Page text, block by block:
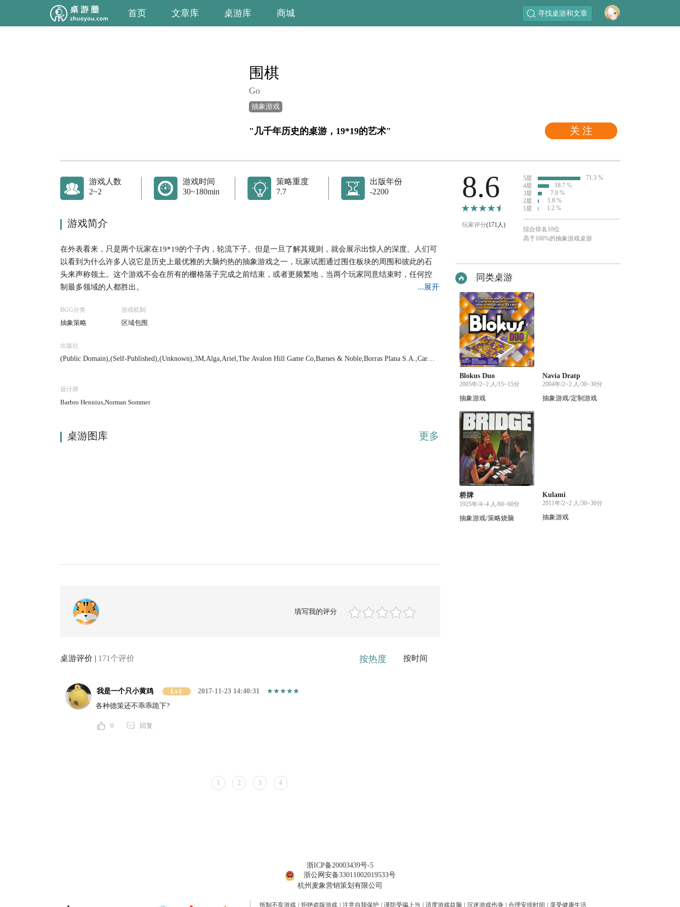
首页 文章库 桌游库 商城 寻找桌游和文章
关 注
围棋
Go
抽象游戏
"几千年历史的桌游，19*19的艺术"
游戏人数
2~2
游戏时间
30~180min
策略重度
7.7
出版年份
-2200
游戏简介
在外表看来，只是两个玩家在19*19的个子内，轮流下子。但是一旦了解其规则，就会展示出惊人的深度。人们可
以看到为什么许多人说它是历史上最优雅的大脑灼热的抽象游戏之一，玩家试图通过围住板块的周围和彼此的石
头来声称领土。这个游戏不会在所有的栅格落子完成之前结束，或者更频繁地，当两个玩家同意结束时，任何控
制最多领域的人都胜出。
...展开
BGG分类
抽象策略
游戏机制
区域包围
出版社
(Public Domain),(Self-Published),(Unknown),3M,Alga,Ariel,The Avalon Hill Game Co,Barnes & Noble,Borras Plana S.A.,Carlto
ng-Spiele,Hausser,Hebsacker Verlag,HEMA,Hobby,Ishi Press International,J.P. Raymond Rivarola,Japan Publications, Inc.,John
N. Hansen Co., Inc.,Jumbo,L'Impensé Radical,L. P. Septímio,Longfield Games,Michael Stanfield,Milton Bradley,Mitra,Mitsubish
i Fuso,Monkey Pod Games,nestorgames,Otto Maier Verlag,Pacific Game Company,Philos,Play All Day Games,Ravensburger Spie
s, LLC,ZTS Plastyk
设计师
Barbro Hennius,Norman Sommer
桌游图库 更多
填写我的评分
桌游评价 | 171个评价 按热度 按时间
我是一个只小黄鸡 Lv1
2017-11-23 14:40:31
各种德策还不乖乖跪下?
0 回复
1 2 3 4
8.6
玩家评分(171人)
5星
71.3 %
4星
18.7 %
3星
7.0 %
2星
1.8 %
1星
1.2 %
综合排名10位
高于100%的抽象游戏桌游
同类桌游
Blokus Duo
2005年/2~2 人/15~15分
抽象游戏
Navia Dratp
2004年/2~2 人/30~30分
抽象游戏/定制游戏
桥牌
1925年/4~4 人/60~60分
抽象游戏/策略烧脑
Kulami
2011年/2~2 人/30~30分
抽象游戏
浙ICP备20003439号-5
浙公网安备33011002019533号
杭州麦象营销策划有限公司
抵制不良游戏 拒绝盗版游戏 注意自我保护 谨防受骗上当 适度游戏益脑 沉迷游戏伤身 合理安排时间 享受健康生活